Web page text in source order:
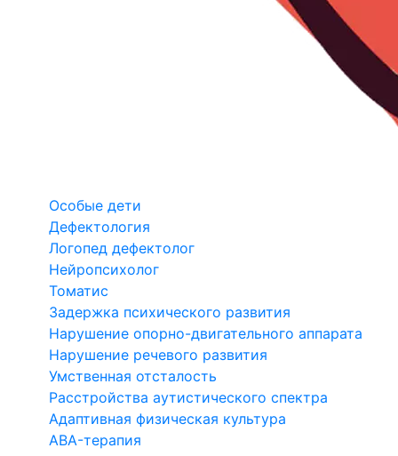
Особые дети
Дефектология
Логопед дефектолог
Нейропсихолог
Томатис
Задержка психического развития
Нарушение опорно-двигательного аппарата
Нарушение речевого развития
Умственная отсталость
Расстройства аутистического спектра
Адаптивная физическая культура
ABA-терапия